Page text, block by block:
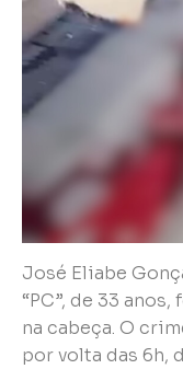
José Eliabe
“PC”, de 33
na cabeça. O
por volta das 6h,